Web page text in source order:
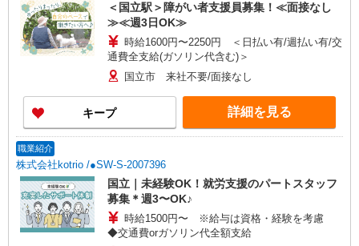
＜国立駅＞障がい者支援員募集！≪面接なし
≫≪週3日OK≫
時給1600円〜2250円 ＜日払い有/週払い有/交
通費全支給(ガソリン代含む)＞
国立市 来社不要/面接なし
キープ 詳細を見る
職業紹介
株式会社kotrio /●SW-S-2007396
国立｜未経験OK！就労支援のパートスタッフ
募集＊週3〜OK♪
時給1500円〜 ※給与は資格・経験を考慮
◆交通費orガソリン代全額支給